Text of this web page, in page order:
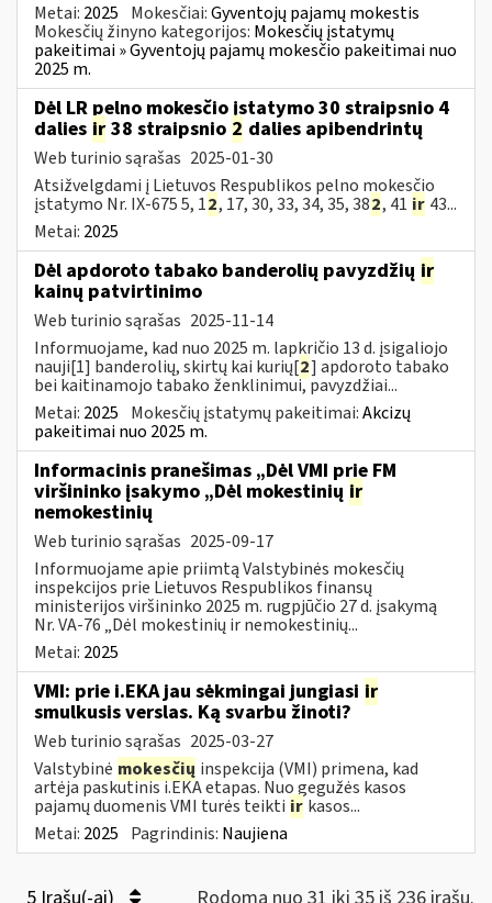
Metai: 2025 Mokesčiai:Gyventojų pajamų mokestis
Mokesčių žinyno kategorijos: Mokesčių įstatymų
pakeitimai » Gyventojų pajamų mokesčio pakeitimai nuo
2025 m.
Dėl LR pelno mokesčio įstatymo 30 straipsnio 4
dalies ir 38 straipsnio 2 dalies apibendrintų
Web turinio sąrašas 2025-01-30
Atsižvelgdami į Lietuvos Respublikos pelno mokesčio
įstatymo Nr. IX-675 5, 12, 17, 30, 33, 34, 35, 382, 41 ir 43...
Metai: 2025
Dėl apdoroto tabako banderolių pavyzdžių ir
kainų patvirtinimo
Web turinio sąrašas 2025-11-14
Informuojame, kad nuo 2025 m. lapkričio 13 d. įsigaliojo
nauji[1] banderolių, skirtų kai kurių[2] apdoroto tabako
bei kaitinamojo tabako ženklinimui, pavyzdžiai...
Metai: 2025 Mokesčių įstatymų pakeitimai:Akcizų
pakeitimai nuo 2025 m.
Informacinis pranešimas „Dėl VMI prie FM
viršininko įsakymo „Dėl mokestinių ir
nemokestinių
Web turinio sąrašas 2025-09-17
Informuojame apie priimtą Valstybinės mokesčių
inspekcijos prie Lietuvos Respublikos finansų
ministerijos viršininko 2025 m. rugpjūčio 27 d. įsakymą
Nr. VA-76 „Dėl mokestinių ir nemokestinių...
Metai: 2025
VMI: prie i.EKA jau sėkmingai jungiasi ir
smulkusis verslas. Ką svarbu žinoti?
Web turinio sąrašas 2025-03-27
Valstybinė mokesčių inspekcija (VMI) primena, kad
artėja paskutinis i.EKA etapas. Nuo gegužės kasos
pajamų duomenis VMI turės teikti ir kasos...
Metai: 2025 Pagrindinis: Naujiena
5 Įrašų(-ai) Rodoma nuo 31 iki 35 iš 236 irašų.